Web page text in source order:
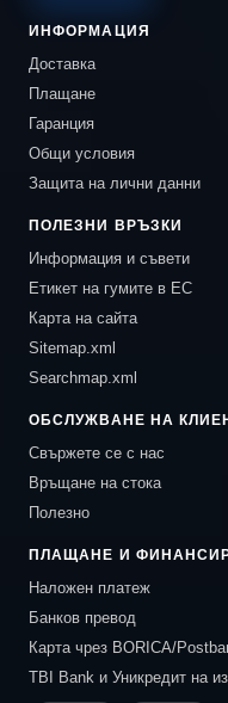
ИНФОРМАЦИЯ
Доставка
Плащане
Гаранция
Общи условия
Защита на лични данни
ПОЛЕЗНИ ВРЪЗКИ
Информация и съвети
Етикет на гумите в ЕС
Карта на сайта
Sitemap.xml
Searchmap.xml
ОБСЛУЖВАНЕ НА
Свържете се с нас
Връщане на стока
Полезно
ПЛАЩАНЕ И
Наложен платеж
Банков превод
Карта чрез BORICA/
TBI Bank и Уникредит на